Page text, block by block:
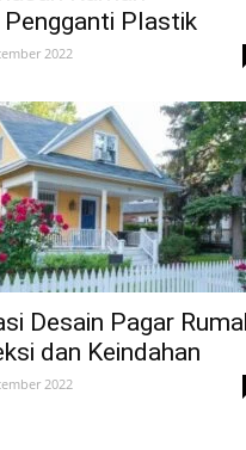
Pengganti Plastik
2022
Desain Pagar
dan Keindahan
2022